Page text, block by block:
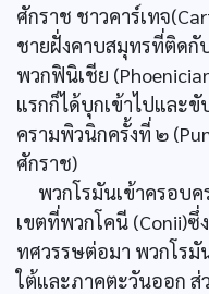
ศักราช ชาวคาร์เทจ
ชายฝั่งคาบสมุทรที่ติดกั
พวกฟินิเชีย
แรกก็ได้บุกเข้าไปและขั
ครามพิวนิกครั้งที่ ๒
ศักราช)
พวกโรมันเข้าครอบค
เขตที่พวกโคนี (Conii)
ทศวรรษต่อมา พวกโรมั
ใต้และภาคตะวันออก